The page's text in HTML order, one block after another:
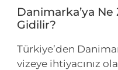
Danimarka’ya Ne
Gidilir?
Türkiye’den
vizeye ihtiyacınız